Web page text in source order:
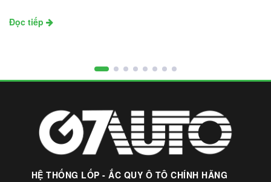
Đọc tiếp
HỆ THỐNG LỐP - ẮC QUY Ô TÔ CHÍNH HÃNG